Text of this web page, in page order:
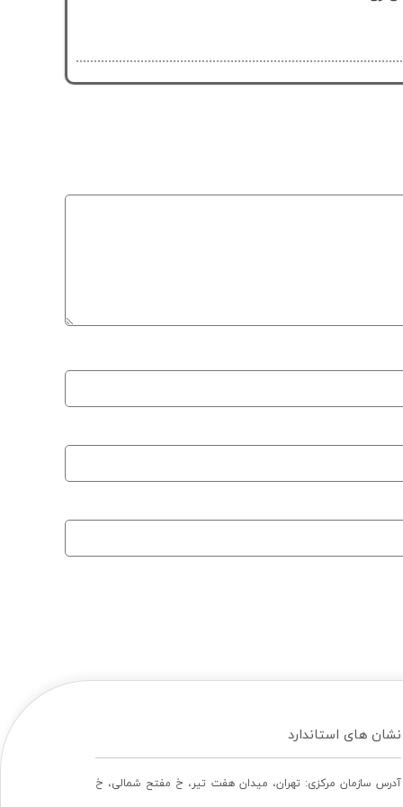
نشان های استاندارد
آدرس سازمان مرکزی: تهران، ميدان هفت تير، خ مفتح شمالی، خ